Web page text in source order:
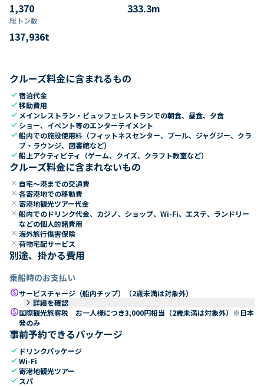
1,370 333.3m
総トン数​
137,936t
クルーズ料金に含まれるもの
check宿泊代金
check移動費用
check メインレストラン・ビュッフェレストランでの朝食、昼食、夕食
check ショー、イベント等のエンターテイメント
check船内での施設使用料（フィットネスセンター、プール、ジャグジー、クラ
ブ・ラウンジ、図書館など）
check船上アクティビティ（ゲーム、クイズ、クラフト教室など）
クルーズ料金に含まれないもの
close 自宅～港までの交通費
close 各寄港地での移動費
close 寄港地観光ツアー代金
close 船内でのドリンク代金、カジノ、ショップ、Wi-Fi、エステ、ランドリー
などの個人的諸費用
close 海外旅行傷害保険
close 荷物宅配サービス
別途、掛かる費用
乗船時のお支払い
paidサービスチャージ（船内チップ）（2歳未満は対象外）
keyboard_arrow_right 詳細を確認
paid国際観光旅客税 お一人様につき3,000円相当（2歳未満は対象外）※日本
発のみ
事前予約できるパッケージ
check ドリンクパッケージ
checkWi-Fi
check寄港地観光ツアー
check スパ